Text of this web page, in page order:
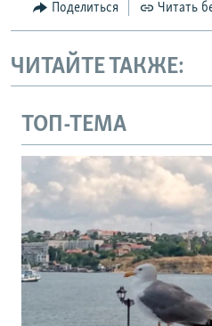
Поделиться Читать
ЧИТАЙТЕ ТАКЖЕ:
ТОП-ТЕМА